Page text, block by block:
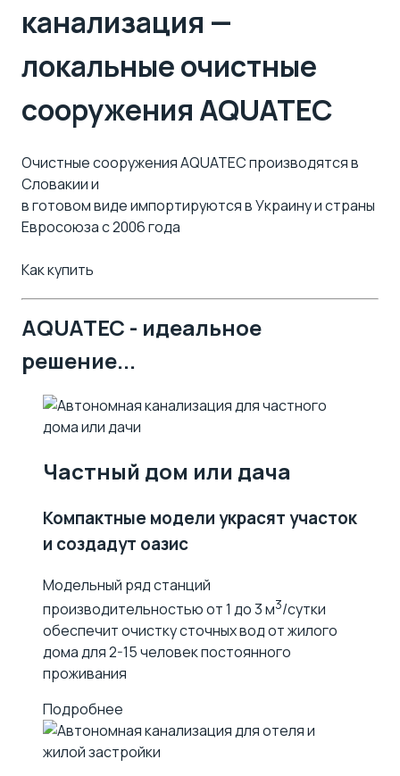
канализация —
локальные очистные
сооружения AQUATEC
Очистные сооружения AQUATEC производятся в
Словакии и
в готовом виде импортируются в Украину и страны
Евросоюза с 2006 года
Как купить
AQUATEC - идеальное
решение...
Частный дом или дача
Компактные модели украсят участок
и создадут оазис
Модельный ряд станций
производительностью от 1 до 3 м3/сутки
обеспечит очистку сточных вод от жилого
дома для 2-15 человек постоянного
проживания
Подробнее